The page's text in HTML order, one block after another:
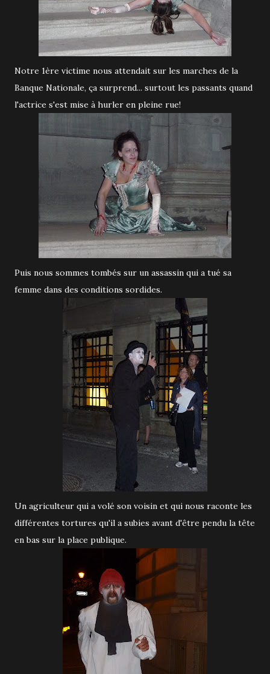
Notre 1ère victime nous attendait sur les marches de la
Banque Nationale, ça surprend... surtout les passants quand
l'actrice s'est mise à hurler en pleine rue!
Puis nous sommes tombés sur un assassin qui a tué sa
femme dans des conditions sordides.
Un agriculteur qui a volé son voisin et qui nous raconte les
différentes tortures qu'il a subies avant d'être pendu la tête
en bas sur la place publique.